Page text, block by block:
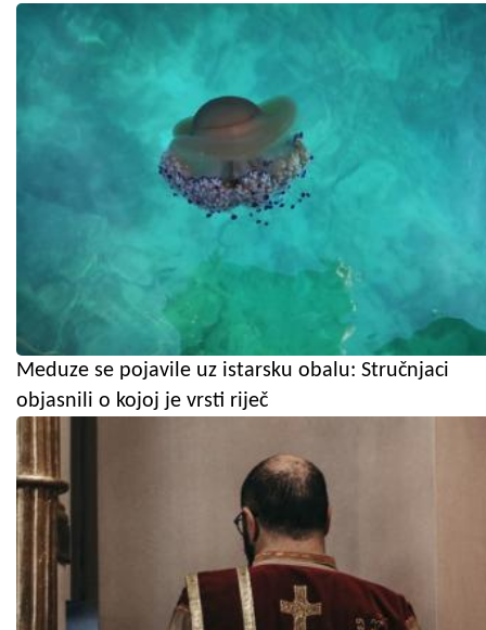
Meduze se pojavile uz istarsku obalu: Stručnjaci
objasnili o kojoj je vrsti riječ